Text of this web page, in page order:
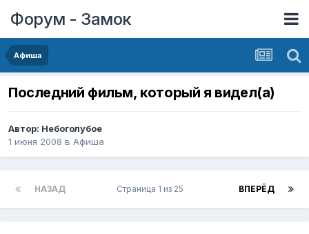
Форум - Замок
Афиша
Последний фильм, который я видел(а)
Автор: Небоголубое
1 июня 2008 в Афиша
НАЗАД ВПЕРЁД
Страница 1 из 25